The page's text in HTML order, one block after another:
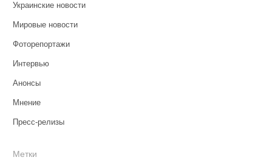
Украинские новости
Мировые новости
Фоторепортажи
Интервью
Анонсы
Мнение
Пресс-релизы
Метки